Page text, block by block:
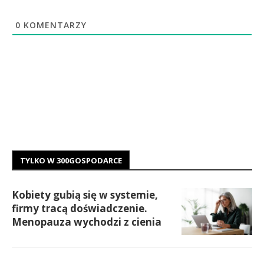
0 KOMENTARZY
TYLKO W 300GOSPODARCE
Kobiety gubią się w systemie,
firmy tracą doświadczenie.
Menopauza wychodzi z cienia